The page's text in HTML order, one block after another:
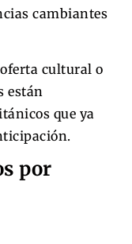
cambiantes
cultural o
están
que ya
por